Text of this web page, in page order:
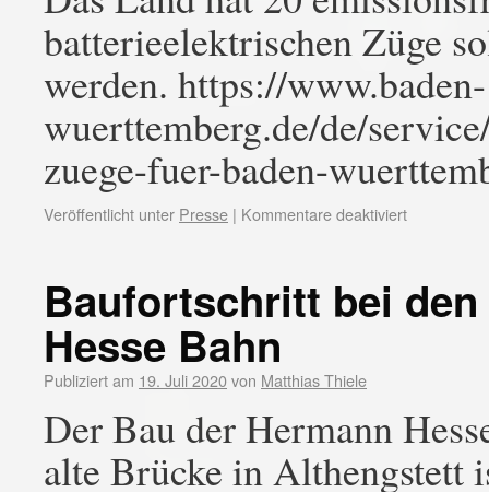
batterieelektrischen Züge
werden. https://www.baden-
wuerttemberg.de/de/
zuege-fuer-baden-
Veröffentlicht unter Presse | Kommentare deaktiviert
Baufortschritt bei
Hesse Bahn
Publiziert am 19. Juli 2020von Matthias Thiele
Der Bau der Hermann
alte Brücke in Althengstett